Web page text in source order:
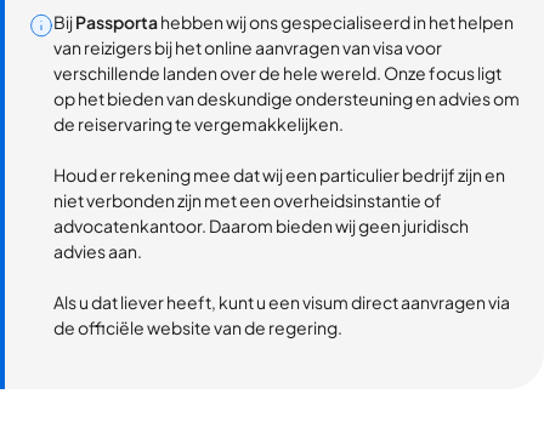
BijPassportahebben wij ons gespecialiseerd in het helpen
van reizigers bij het online aanvragen van visa voor
verschillende landen over de hele wereld. Onze focus ligt
op het bieden van deskundige ondersteuning en advies om
de reiservaring te vergemakkelijken.
Houd er rekening mee dat wij een particulier bedrijf zijn en
niet verbonden zijn met een overheidsinstantie of
advocatenkantoor. Daarom bieden wij geen juridisch
advies aan.
Als u dat liever heeft, kunt u een visum direct aanvragen via
de officiële website van de regering.